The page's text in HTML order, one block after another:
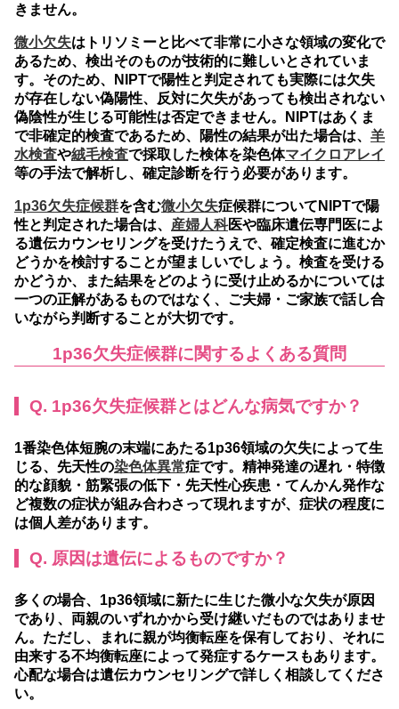
きません。
微小欠失はトリソミーと比べて非常に小さな領域の変化で
あるため、検出そのものが技術的に難しいとされていま
す。そのため、NIPTで陽性と判定されても実際には欠失
が存在しない偽陽性、反対に欠失があっても検出されない
偽陰性が生じる可能性は否定できません。NIPTはあくま
で非確定的検査であるため、陽性の結果が出た場合は、 羊
水検査や絨毛検査で採取した検体を染色体マイクロアレイ
等の手法で解析し、確定診断を行う必要があります。
1p36欠失症候群を含む微小欠失症候群についてNIPTで陽
性と判定された場合は、 産婦人科医や臨床遺伝専門医によ
る遺伝カウンセリングを受けたうえで、確定検査に進むか
どうかを検討することが望ましいでしょう。検査を受ける
かどうか、また結果をどのように受け止めるかについては
一つの正解があるものではなく、ご夫婦・ご家族で話し合
いながら判断することが大切です。
1p36欠失症候群に関するよくある質問
Q. 1p36欠失症候群とはどんな病気ですか？
1番染色体短腕の末端にあたる1p36領域の欠失によって生
じる、先天性の染色体異常症です。精神発達の遅れ・特徴
的な顔貌・筋緊張の低下・先天性心疾患・てんかん発作な
ど複数の症状が組み合わさって現れますが、症状の程度に
は個人差があります。
Q. 原因は遺伝によるものですか？
多くの場合、1p36領域に新たに生じた微小な欠失が原因
であり、両親のいずれかから受け継いだものではありませ
ん。ただし、まれに親が均衡転座を保有しており、それに
由来する不均衡転座によって発症するケースもあります。
心配な場合は遺伝カウンセリングで詳しく相談してくださ
い。